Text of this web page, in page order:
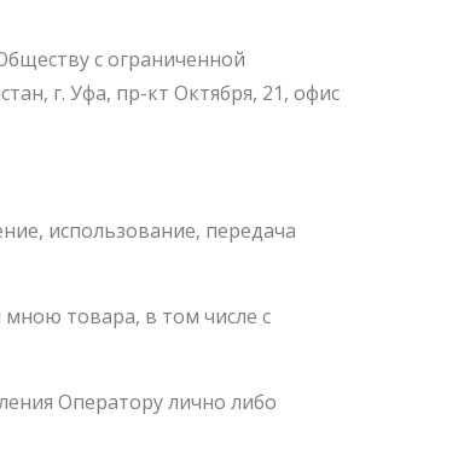
с ограниченной
г. Уфа, пр-кт Октября, 21, офис
использование, передача
товара, в том числе с
Оператору лично либо